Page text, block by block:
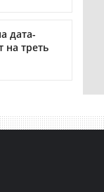
дата-
на треть